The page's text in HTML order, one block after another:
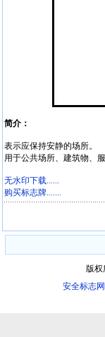
简介：
表示应保持安静的场所。
用于公共场所、建筑物、
无水印下载......
购买标志牌.......
版权
安全标志网